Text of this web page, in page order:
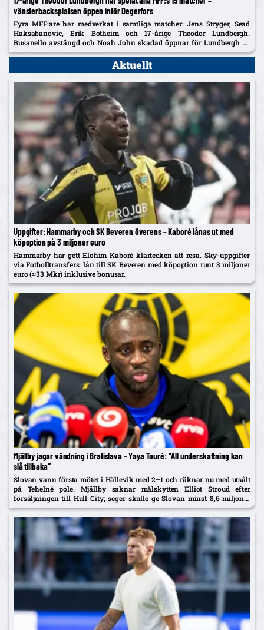
vänsterbacksplatsen öppen inför Degerfors
Fyra MFF:are har medverkat i samtliga matcher: Jens Stryger, Sead
Haksabanovic, Erik Botheim och 17-årige Theodor Lundbergh.
Busanello avstängd och Noah John skadad öppnar för Lundbergh vs
Johan Karlsson om vänsterbacken.
Aktuellt
Uppgifter: Hammarby och SK Beveren överens – Kaboré lånas ut med
köpoption på 3 miljoner euro
Hammarby har gett Elohim Kaboré klartecken att resa. Sky-uppgifter
via Fotbolltransfers: lån till SK Beveren med köpoption runt 3 miljoner
euro (≈33 Mkr) inklusive bonusar.
Mjällby jagar vändning i Bratislava – Yaya Touré: ”All underskattning kan
slå tillbaka”
Slovan vann första mötet i Hällevik med 2–1 och räknar nu med utsålt
på Tehelné pole. Mjällby saknar målskytten Elliot Stroud efter
försäljningen till Hull City; seger skulle ge Slovan minst 8,6 miljoner
euro i UEFA-pengar enligt sportnet.sme.sk.